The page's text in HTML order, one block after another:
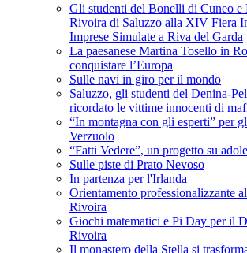
Gli studenti del Bonelli di Cuneo e
Rivoira di Saluzzo alla XIV Fiera
Imprese Simulate a Riva del Garda
La paesanese Martina Tosello in
conquistare l’Europa
Sulle navi in giro per il mondo
Saluzzo, gli studenti del Denina-
ricordato le vittime innocenti di
“In montagna con gli esperti” per
Verzuolo
“Fatti Vedere”, un progetto su
Sulle piste di Prato Nevoso
In partenza per l'Irlanda
Orientamento professionalizzante
Rivoira
Giochi matematici e Pi Day per il
Rivoira
Il monastero della Stella si